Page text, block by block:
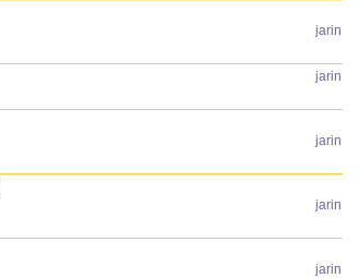
jarin
jarin
jarin
jarin
jarin